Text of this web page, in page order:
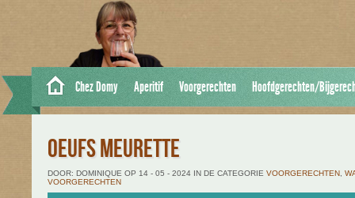
Chez Domy Aperitif Voorgerechten Hoofdgerechten/
OEUFS MEURETTE
DOOR: DOMINIQUE OP 14 - 05 - 2024 IN DE CATEGORIE VOORGERECHTEN
VOORGERECHTEN